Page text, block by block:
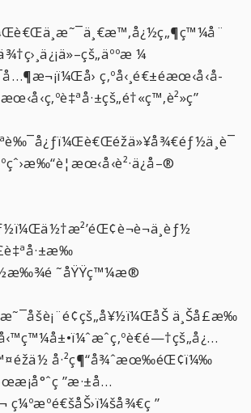
¼
ç‚ºå‹¸é€±é­æœ‹å‹å­
˜åŸŸç™¼æ®
ä¸Šå£æ‰
å·²ç¶“å¾ˆæœ‰éŒ¢ï¼‰
”æ·±å…
”